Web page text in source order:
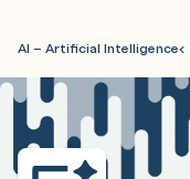
AI – Artificial Intelligence